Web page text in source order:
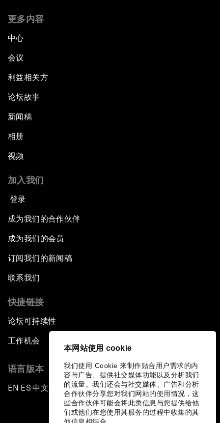
本网站使用 cookie
我们使用 Cookie 来制作贴合用户需求的内
容与广告、提供社交媒体功能以及分析我们
的流量。我们还会与社交媒体、广告和分析
合作伙伴分享您对我们网站的使用情况，这
些合作伙伴可能会将此类信息与您提供给他
们或他们在您使用其服务的过程中收集的其
更多内容
中心
会议
利益相关方
论坛故事
新闻稿
相册
视频
加入我们
登录
成为我们的合作伙伴
成为我们的会员
订阅我们的新闻稿
联系我们
快捷链接
论坛可持续性
工作机会
语言版本
EN ▪ES▪中文▪ 日本語